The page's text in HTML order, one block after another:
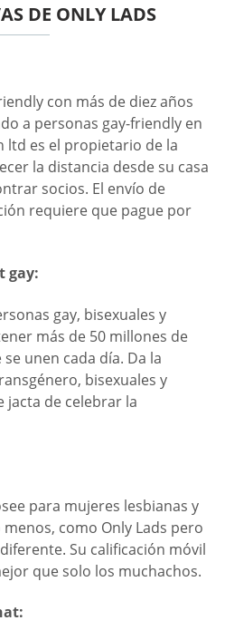
DE ONLY LADS
con más de diez años
a personas gay-friendly en
ltd es el propietario de la
la distancia desde su casa
socios. El envío de
requiere que pague por
gay:
gay, bisexuales y
más de 50 millones de
unen cada día. Da la
bisexuales y
jacta de celebrar la
para mujeres lesbianas y
como Only Lads pero
Su calificación móvil
que solo los muchachos.